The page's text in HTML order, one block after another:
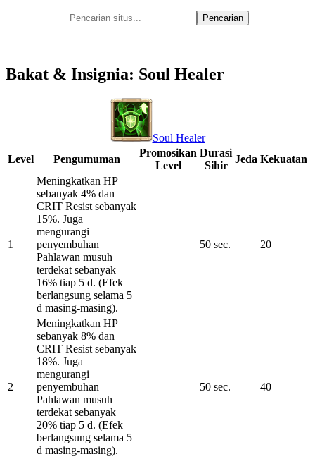
Bakat & Insignia: Soul Healer
Soul Healer
Level
Pengumuman
Promosikan
Level
Durasi
Sihir
Jeda Kekuatan
1
Meningkatkan HP
sebanyak 4% dan
CRIT Resist sebanyak
15%. Juga
mengurangi
penyembuhan
Pahlawan musuh
terdekat sebanyak
16% tiap 5 d. (Efek
berlangsung selama 5
d masing-masing).
50 sec. 20
2
Meningkatkan HP
sebanyak 8% dan
CRIT Resist sebanyak
18%. Juga
mengurangi
penyembuhan
Pahlawan musuh
terdekat sebanyak
20% tiap 5 d. (Efek
berlangsung selama 5
d masing-masing).
50 sec. 40